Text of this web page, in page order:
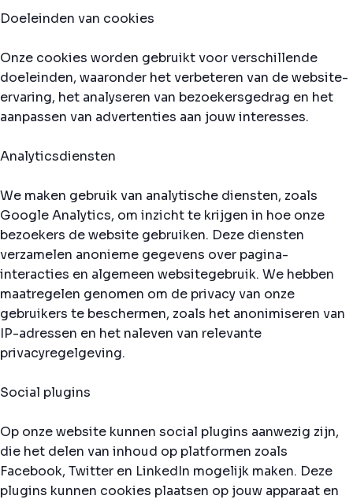
Doeleinden van cookies
Onze cookies worden gebruikt voor verschillende
doeleinden, waaronder het verbeteren van de website-
ervaring, het analyseren van bezoekersgedrag en het
aanpassen van advertenties aan jouw interesses.
Analyticsdiensten
We maken gebruik van analytische diensten, zoals
Google Analytics, om inzicht te krijgen in hoe onze
bezoekers de website gebruiken. Deze diensten
verzamelen anonieme gegevens over pagina-
interacties en algemeen websitegebruik. We hebben
maatregelen genomen om de privacy van onze
gebruikers te beschermen, zoals het anonimiseren van
IP-adressen en het naleven van relevante
privacyregelgeving.
Social plugins
Op onze website kunnen social plugins aanwezig zijn,
die het delen van inhoud op platformen zoals
Facebook, Twitter en LinkedIn mogelijk maken. Deze
plugins kunnen cookies plaatsen op jouw apparaat en